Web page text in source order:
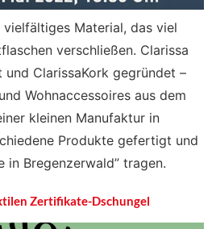
Material, das viel
verschließen. Clarissa
ClarissaKork gegründet –
Wohnaccessoires aus dem
kleinen Manufaktur in
Produkte gefertigt und
in Bregenzerwald” tragen.
Zertifikate-Dschungel